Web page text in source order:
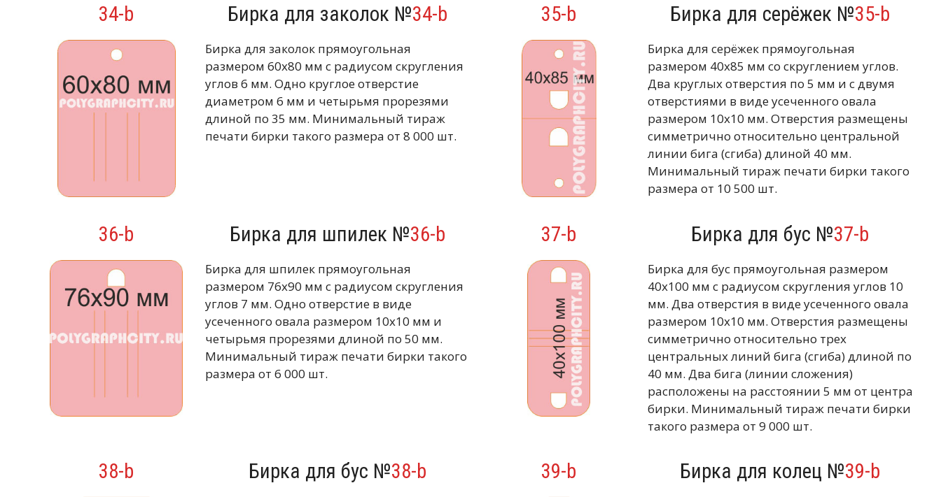
34-b Бирка для заколок №34-b
Бирка для заколок прямоугольная
размером 60х80 мм с радиусом скругления
углов 6 мм. Одно круглое отверстие
диаметром 6 мм и четырьмя прорезями
длиной по 35 мм. Минимальный тираж
печати бирки такого размера от 8 000 шт.
35-b Бирка для серёжек №35-b
Бирка для серёжек прямоугольная
размером 40х85 мм со скруглением углов.
Два круглых отверстия по 5 мм и с двумя
отверстиями в виде усеченного овала
размером 10х10 мм. Отверстия размещены
симметрично относительно центральной
линии бига (сгиба) длиной 40 мм.
Минимальный тираж печати бирки такого
размера от 10 500 шт.
36-b Бирка для шпилек №36-b
Бирка для шпилек прямоугольная
размером 76х90 мм с радиусом скругления
углов 7 мм. Одно отверстие в виде
усеченного овала размером 10х10 мм и
четырьмя прорезями длиной по 50 мм.
Минимальный тираж печати бирки такого
размера от 6 000 шт.
37-b Бирка для бус №37-b
Бирка для бус прямоугольная размером
40х100 мм с радиусом скругления углов 10
мм. Два отверстия в виде усеченного овала
размером 10х10 мм. Отверстия размещены
симметрично относительно трех
центральных линий бига (сгиба) длиной по
40 мм. Два бига (линии сложения)
расположены на расстоянии 5 мм от центра
бирки. Минимальный тираж печати бирки
такого размера от 9 000 шт.
38-b Бирка для бус №38-b 39-b Бирка для колец №39-b